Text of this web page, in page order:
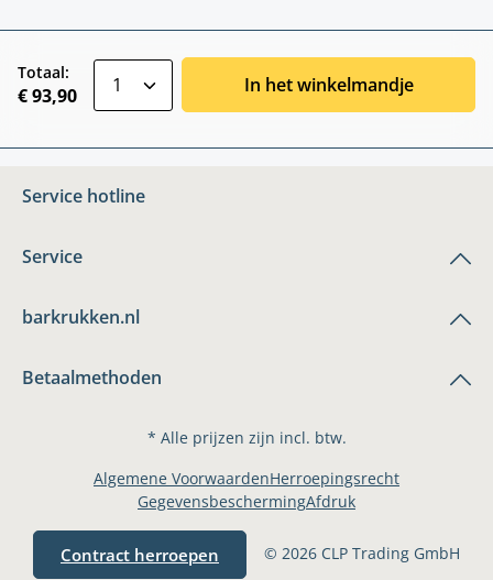
Totaal:
€ 93,90 In het winkelmandje
Service hotline
Service
barkrukken.nl
Betaalmethoden
* Alle prijzen zijn incl. btw.
Contract herroepen © 2026 CLP Trading GmbH
Algemene VoorwaardenHerroepingsrecht
GegevensbeschermingAfdruk